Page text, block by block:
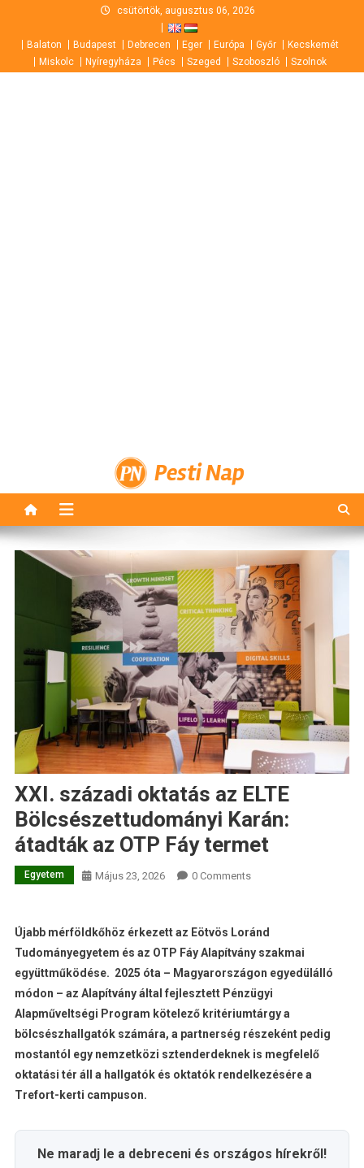
content
csütörtök, augusztus 06, 2026
Balaton Budapest Debrecen Eger Európa Győr
Kecskemét
Miskolc
Nyíregyháza Pécs Szeged Szoboszló Szolnok
Pesti Nap
XXI. századi oktatás az ELTE
Bölcsészettudományi Karán:
átadták az OTP Fáy termet
Egyetem Május 23, 2026 0 Comments
Újabb mérföldkőhöz érkezett az Eötvös Loránd
Tudományegyetem és az OTP Fáy Alapítvány szakmai
együttműködése. 2025 óta – Magyarországon egyedülálló
módon – az Alapítvány által fejlesztett Pénzügyi
Alapműveltségi Program kötelező kritériumtárgy a
bölcsészhallgatók számára, a partnerség részeként pedig
mostantól egy nemzetközi sztenderdeknek is megfelelő
oktatási tér áll a hallgatók és oktatók rendelkezésére a
Trefort-kerti campuson.
Ne maradj le a debreceni és országos hírekről!